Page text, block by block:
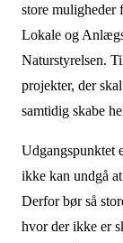
store muligheder
Lokale og
Naturstyrelsen.
projekter, der
samtidig skabe
Udgangspunktet
ikke kan undgå
Derfor bør så
hvor der ikke er